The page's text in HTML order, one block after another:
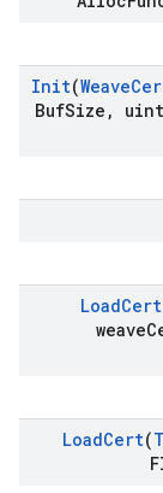
Init(Weave
BufSize ,
LoadCert
weave
LoadCert(